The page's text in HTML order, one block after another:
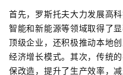
首先，罗斯托夫大力发展高
智能和新能源等领域取得了
顶级企业，还积极推动本地
经济增长模式。其次，传统
保改造，提升了生产效率，